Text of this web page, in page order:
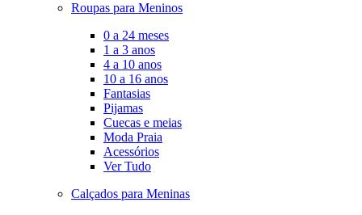
Roupas para Meninos
0 a 24 meses
1 a 3 anos
4 a 10 anos
10 a 16 anos
Fantasias
Pijamas
Cuecas e meias
Moda Praia
Acessórios
Ver Tudo
Calçados para Meninas